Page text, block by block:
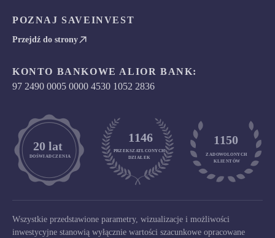
POZNAJ SAVEINVEST
Przejdź do strony
KONTO BANKOWE ALIOR BANK:
97 2490 0005 0000 4530 1052 2836
DOŚWIADCZENIA
	20 lat
1146
PRZEKSZATŁCONYCH
DZIAŁEK
1150
ZADOWOLONYCH
KLIENTÓW
Wszystkie przedstawione parametry, wizualizacje i możliwości
inwestycyjne stanowią wyłącznie wartości szacunkowe opracowane